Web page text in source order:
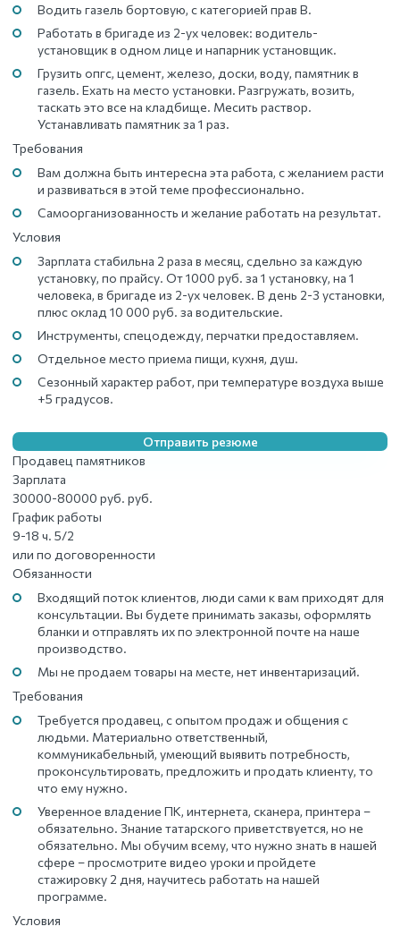
Водить газель бортовую, с категорией прав В.
Работать в бригаде из 2-ух человек: водитель-
установщик в одном лице и напарник установщик.
Грузить опгс, цемент, железо, доски, воду, памятник в
газель. Ехать на место установки. Разгружать, возить,
таскать это все на кладбище. Месить раствор.
Устанавливать памятник за 1 раз.
Требования
Вам должна быть интересна эта работа, с желанием расти
и развиваться в этой теме профессионально.
Самоорганизованность и желание работать на результат.
Условия
Зарплата стабильна 2 раза в месяц, сдельно за каждую
установку, по прайсу. От 1000 руб. за 1 установку, на 1
человека, в бригаде из 2-ух человек. В день 2-3 установки,
плюс оклад 10 000 руб. за водительские.
Инструменты, спецодежду, перчатки предоставляем.
Отдельное место приема пищи, кухня, душ.
Сезонный характер работ, при температуре воздуха выше
+5 градусов.
Отправить резюме
Продавец памятников
Зарплата
30000-80000 руб. руб.
График работы
9-18 ч. 5/2
или по договоренности
Обязанности
Входящий поток клиентов, люди сами к вам приходят для
консультации. Вы будете принимать заказы, оформлять
бланки и отправлять их по электронной почте на наше
производство.
Мы не продаем товары на месте, нет инвентаризаций.
Требования
Требуется продавец, с опытом продаж и общения с
людьми. Материально ответственный,
коммуникабельный, умеющий выявить потребность,
проконсультировать, предложить и продать клиенту, то
что ему нужно.
Уверенное владение ПК, интернета, сканера, принтера –
обязательно. Знание татарского приветствуется, но не
обязательно. Мы обучим всему, что нужно знать в нашей
сфере – просмотрите видео уроки и пройдете
стажировку 2 дня, научитесь работать на нашей
программе.
Условия